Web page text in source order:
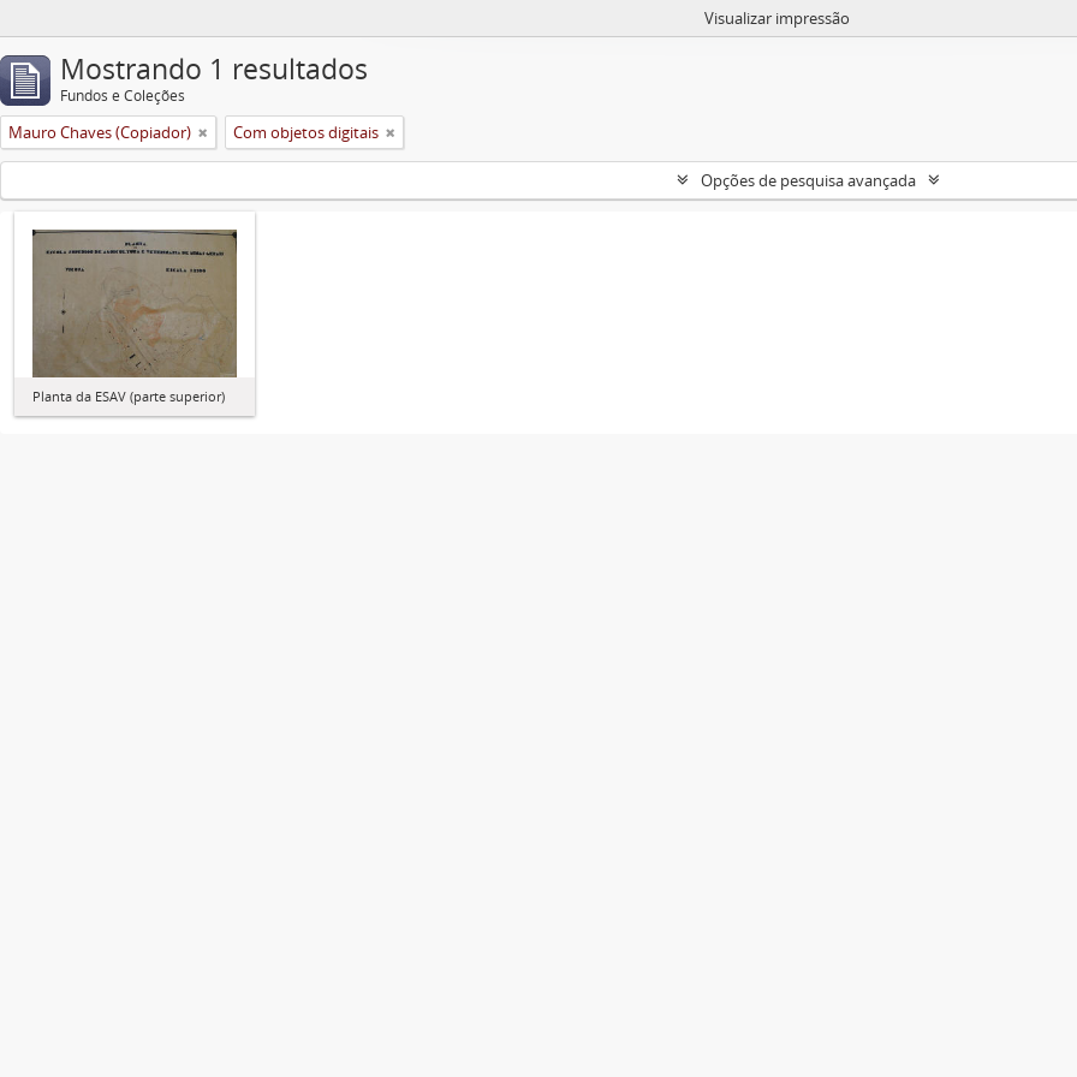
Visualizar impressão
Mostrando 1 resultados
Fundos e Coleções
Mauro Chaves (Copiador) Com objetos digitais
Opções de pesquisa avançada
Planta da ESAV (parte superior)